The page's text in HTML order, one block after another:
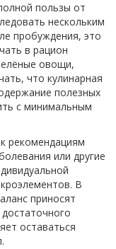
пользы от
нескольким
пробуждения, это
в рацион
овощи,
что кулинарная
полезных
с минимальным
рекомендациям
или другие
В
приносят
оставаться